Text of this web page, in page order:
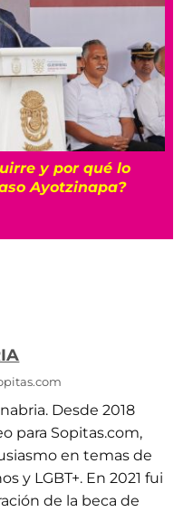
y por qué lo
Ayotzinapa?
Desde 2018
para Sopitas.com,
en temas de
y LGBT+. En 2021 fui
de la beca de